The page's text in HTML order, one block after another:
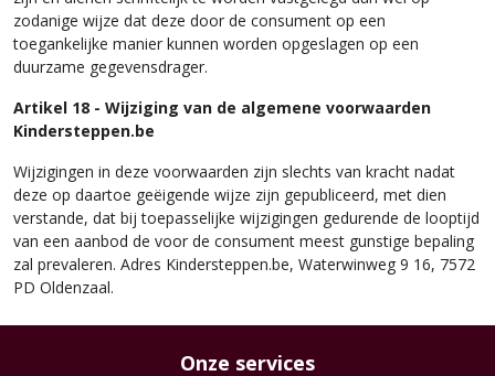
zodanige wijze dat deze door de consument op een
toegankelijke manier kunnen worden opgeslagen op een
duurzame gegevensdrager.
Artikel 18 - Wijziging van de algemene voorwaarden
Kindersteppen.be
Wijzigingen in deze voorwaarden zijn slechts van kracht nadat
deze op daartoe geëigende wijze zijn gepubliceerd, met dien
verstande, dat bij toepasselijke wijzigingen gedurende de looptijd
van een aanbod de voor de consument meest gunstige bepaling
zal prevaleren. Adres Kindersteppen.be, Waterwinweg 9 16, 7572
PD Oldenzaal.
Onze services